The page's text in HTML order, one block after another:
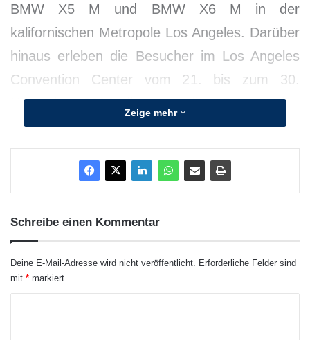
BMW X5 M und BMW X6 M in der
kalifornischen Metropole Los Angeles. Darüber
hinaus erleben die Besucher im Los Angeles
Convention Center vom 21. bis zum 30.
November 2014 die erstmalige Präsentation
des BMW 2er Cabrio und des neuen BMW X6
in den USA.
Zeige mehr
Schreibe einen Kommentar
Deine E-Mail-Adresse wird nicht veröffentlicht.
Erforderliche Felder sind
mit * markiert